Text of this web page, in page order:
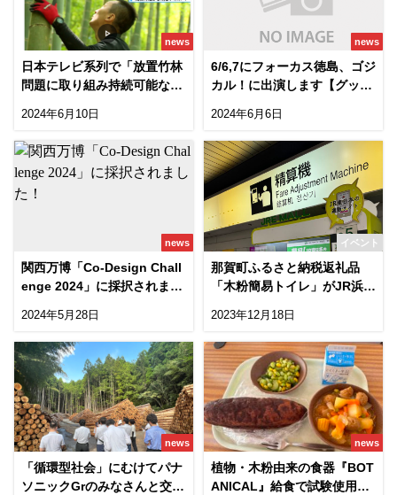
news
日本テレビ系列で「放置竹林
問題に取り組み持続可能な未
ました
2024年6月10日
news
6/6,7にフォーカス徳島、ゴジ
カル！に出演します【グップ
2024年6月6日
news
関西万博「Co-Design Chall
enge 2024」に採択されまし
2024年5月28日
イベント
那賀町ふるさと納税返礼品
「木粉簡易トイレ」がJR浜松
2023年12月18日
news
「循環型社会」にむけてパナ
ソニックGrのみなさんと交流
news
植物・木粉由来の食器『BOT
ANICAL』給食で試験使用が